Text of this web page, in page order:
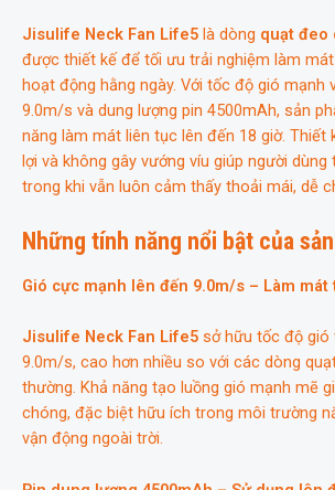
giờ
số
lượng
Jisulife Neck Fan Life5 là dòng quạt đeo
được thiết kế để tối ưu trải nghiệm làm
hoạt động hằng ngày. Với tốc độ gió mạnh
9.0m/s và dung lượng pin 4500mAh, sản
năng làm mát liên tục lên đến 18 giờ. Thiết
lợi và không gây vướng víu giúp người
trong khi vẫn luôn cảm thấy thoải mái, dễ
Những tính năng nổi bật của
Gió cực mạnh lên đến 9.0m/s – Làm mát
Jisulife Neck Fan Life5 sở hữu tốc độ gió
9.0m/s, cao hơn nhiều so với các dòng
thường. Khả năng tạo luồng gió mạnh mẽ
chóng, đặc biệt hữu ích trong môi trường
vận động ngoài trời.